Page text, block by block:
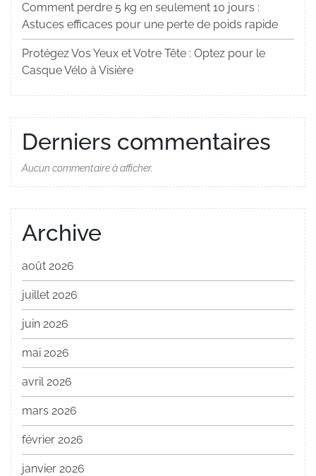
Comment perdre 5 kg en seulement 10 jours :
Astuces efficaces pour une perte de poids rapide
Protégez Vos Yeux et Votre Tête : Optez pour le
Casque Vélo à Visière
Derniers commentaires
Aucun commentaire à afficher.
Archive
août 2026
juillet 2026
juin 2026
mai 2026
avril 2026
mars 2026
février 2026
janvier 2026